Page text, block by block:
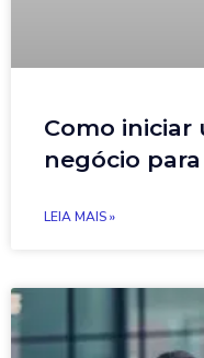
Como iniciar
negócio
LEIA MAIS »